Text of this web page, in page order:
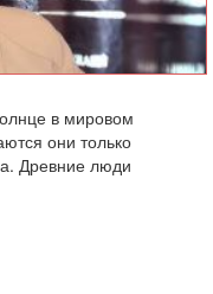
в мировом
они только
Древние люди